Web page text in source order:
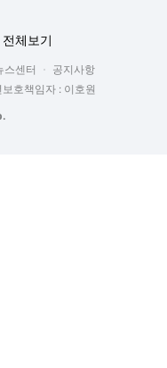
전체보기
스센터
공지사항
보호책임자 : 이호원